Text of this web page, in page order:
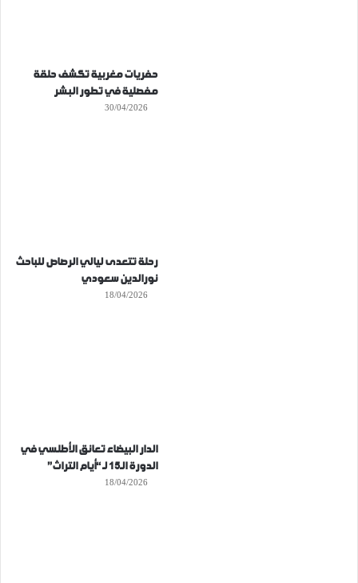
حفريات مغربية تكشف حلقة
مفصلية في تطور البشر
30/04/2026
رحلة تتعدى ليالي الرصاص للباحث
نورالدين سعودي
18/04/2026
الدار البيضاء تعانق الأطلسي في
الدورة الـ15 لـ “أيام التراث”
18/04/2026